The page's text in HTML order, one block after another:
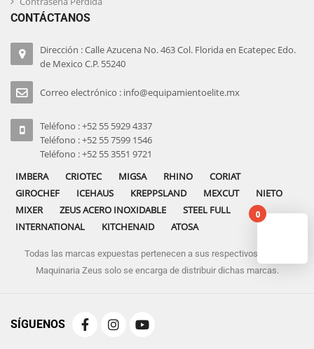
CONTÁCTANOS
Dirección : Calle Azucena No. 463 Col. Florida en Ecatepec Edo.
de Mexico C.P. 55240
Correo electrónico : info@equipamientoelite.mx
Teléfono : +52 55 5929 4337
Teléfono : +52 55 7599 1546
Teléfono : +52 55 3551 9721
IMBERA
CRIOTEC MIGSA RHINO
CORIAT
GIROCHEF
ICEHAUS KREPPSLAND MEXCUT
NIETO
MIXER
ZEUS ACERO INOXIDABLE
STEEL FULL
INTERNATIONAL
KITCHENAID ATOSA
Todas las marcas expuestas pertenecen a sus respectivos dueños
Maquinaria Zeus solo se encarga de distribuir dichas marcas.
SÍGUENOS
0